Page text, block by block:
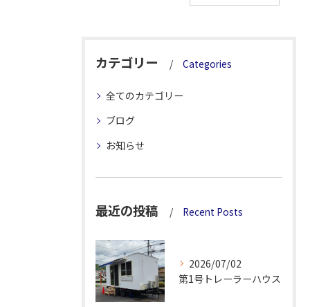
カテゴリー Categories
全てのカテゴリー
ブログ
お知らせ
最近の投稿 Recent Posts
2026/07/02
第1号トレーラーハウス